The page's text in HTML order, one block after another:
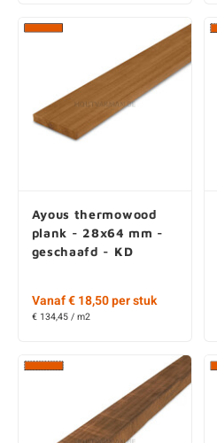
Ayous thermowood
plank - 28x64 mm -
geschaafd - KD
Vanaf € 18,50 per stuk
€ 134,45 / m2